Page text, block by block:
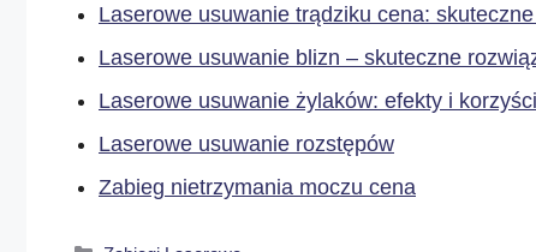
Laserowe usuwanie trądziku cena:
Laserowe usuwanie blizn – skuteczne
Laserowe usuwanie żylaków: efekty i korzyści
Laserowe usuwanie rozstępów
Zabieg nietrzymania moczu cena